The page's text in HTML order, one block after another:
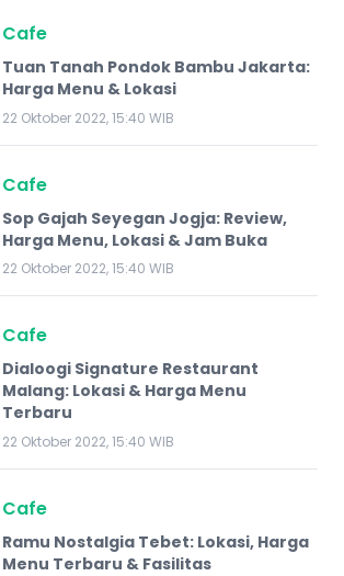
Cafe
Tuan Tanah Pondok Bambu Jakarta:
Harga Menu & Lokasi
22 Oktober 2022, 15:40 WIB
Cafe
Sop Gajah Seyegan Jogja: Review,
Harga Menu, Lokasi & Jam Buka
22 Oktober 2022, 15:40 WIB
Cafe
Dialoogi Signature Restaurant
Malang: Lokasi & Harga Menu
Terbaru
22 Oktober 2022, 15:40 WIB
Cafe
Ramu Nostalgia Tebet: Lokasi, Harga
Menu Terbaru & Fasilitas